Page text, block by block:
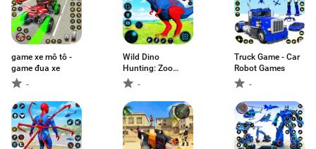
game xe mô tô -
game đua xe
-
Wild Dino
Hunting: Zoo
Hunter
-
Truck Game - Car
Robot Games
-